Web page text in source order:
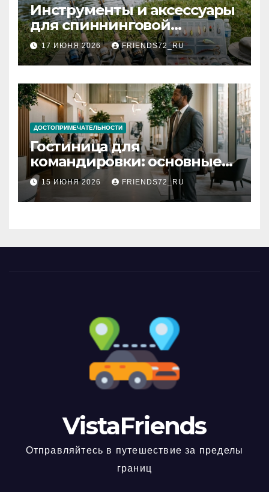
Инструменты и аксессуары
для спиннинговой
рыбалки: назначение и
типы
17 ИЮНЯ 2026 FRIENDS72_RU
ДОСТОПРИМЕЧАТЕЛЬНОСТИ
Гостиница для
командировки: основные
критерии выбора
15 ИЮНЯ 2026 FRIENDS72_RU
VistaFriends
Отправляйтесь в путешествие за пределы
границ